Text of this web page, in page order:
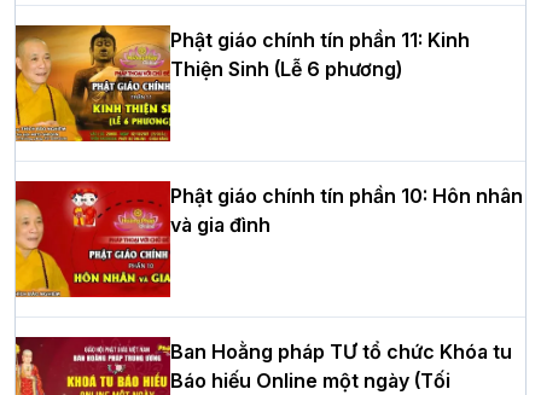
HT.Thích Thọ Lạc được suy cử làm tân
Trưởng BTS GHPGVN tỉnh Nghệ An
Hòa thượng Thích Quảng Tùng tái đắc
cử Trưởng BTS GHPGVN thành phố Hải
Phòng nhiệm kỳ 2026 – 2031
Phật giáo chính tín phần 11: Kinh
Thiện Sinh (Lễ 6 phương)
Phật giáo chính tín phần 10: Hôn nhân
và gia đình
Ban Hoằng pháp TƯ tổ chức Khóa tu
Báo hiếu Online một ngày (Tối